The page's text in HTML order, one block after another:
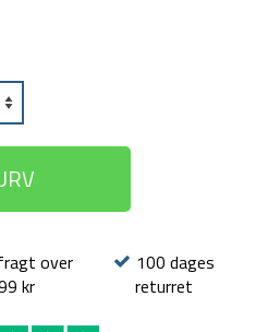
over
kr
100 dages
returret